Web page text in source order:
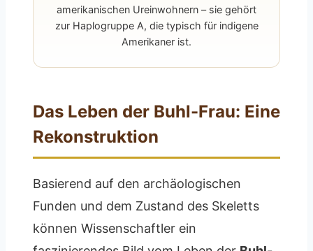
amerikanischen Ureinwohnern – sie gehört
zur Haplogruppe A, die typisch für indigene
Amerikaner ist.
Das Leben der Buhl-Frau: Eine
Rekonstruktion
Basierend auf den archäologischen
Funden und dem Zustand des Skeletts
können Wissenschaftler ein